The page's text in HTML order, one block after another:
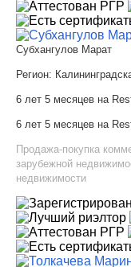
Субхангулов Марат
Регион:
6 лет 5 месяцев на
6 лет 5 месяцев на
Продажа-покупка
зарубежной
недвижимости